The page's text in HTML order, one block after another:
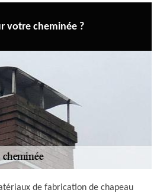
votre cheminée ?
de fabrication de chapeau